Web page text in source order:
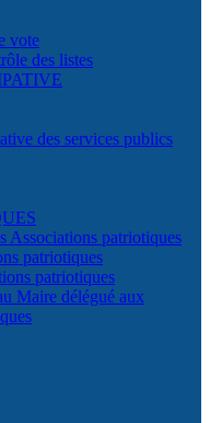
vote
des listes
des services publics
Associations patriotiques
patriotiques
patriotiques
Maire délégué aux